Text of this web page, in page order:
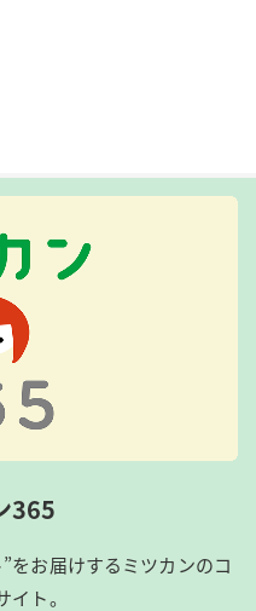
365
をお届けするミツカンのコ
イト。